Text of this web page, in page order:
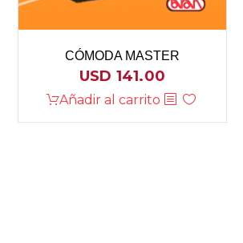
CÓMODA MASTER
USD 141.00
Añadir al carrito